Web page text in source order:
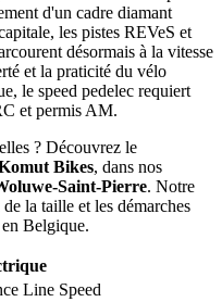
d'un cadre diamant
les pistes REVeS et
désormais à la vitesse
et la praticité du vélo
le speed pedelec requiert
et permis AM.
? Découvrez le
Bikes, dans nos
Saint-Pierre. Notre
la taille et les démarches
Belgique.
Line Speed